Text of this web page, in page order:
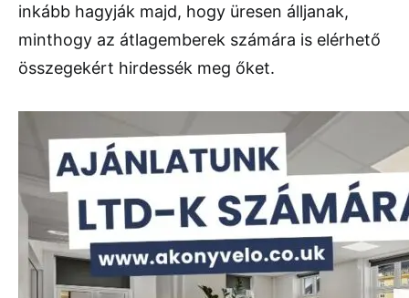
inkább hagyják majd, hogy üresen álljanak,
minthogy az átlagemberek számára is elérhető
összegekért hirdessék meg őket.